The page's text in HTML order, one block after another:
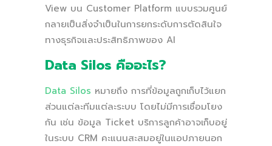
View บน Customer Platform แบบรวมศูนย์
กลายเป็นสิ่งจำเป็นในการยกระดับการตัดสินใจ
ทางธุรกิจและประสิทธิภาพของ AI
Data Silos คืออะไร?
Data Silos หมายถึง การที่ข้อมูลถูกเก็บไว้แยก
ส่วนแต่ละทีมแต่ละระบบ โดยไม่มีการเชื่อมโยง
กัน เช่น ข้อมูล Ticket บริการลูกค้าอาจเก็บอยู่
ในระบบ CRM คะแนนสะสมอยู่ในแอปภายนอก